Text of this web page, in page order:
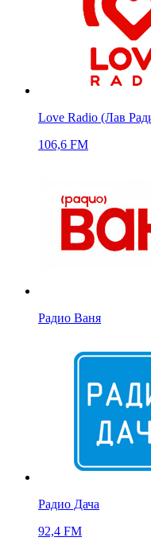
Love Radio (Лав
106,6 FM
Радио Ваня
Радио Дача
92,4 FM